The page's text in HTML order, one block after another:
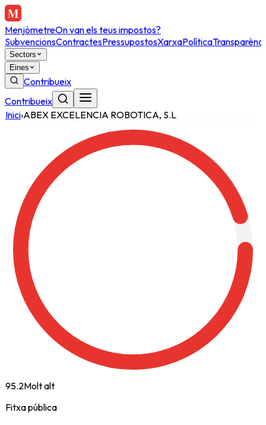
MenjòmetreOn van els teus impostos?
SubvencionsContractesPressupostosXarxaPolítica
Sectors
Eines
Contribueix
Contribueix
Inici›ABEX EXCELENCIA ROBOTICA, S.L
95.2Molt alt
Fitxa pública